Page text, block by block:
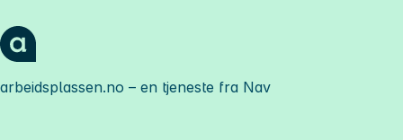
arbeidsplassen.no – en tjeneste fra Nav